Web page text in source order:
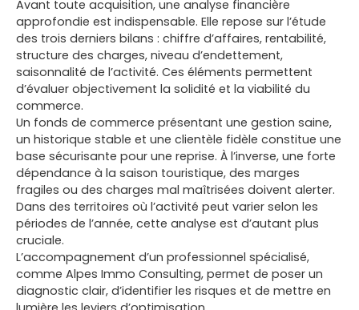
Avant toute acquisition, une analyse financière
approfondie est indispensable. Elle repose sur l’étude
des trois derniers bilans : chiffre d’affaires, rentabilité,
structure des charges, niveau d’endettement,
saisonnalité de l’activité. Ces éléments permettent
d’évaluer objectivement la solidité et la viabilité du
commerce.
Un fonds de commerce présentant une gestion saine,
un historique stable et une clientèle fidèle constitue une
base sécurisante pour une reprise. À l’inverse, une forte
dépendance à la saison touristique, des marges
fragiles ou des charges mal maîtrisées doivent alerter.
Dans des territoires où l’activité peut varier selon les
périodes de l’année, cette analyse est d’autant plus
cruciale.
L’accompagnement d’un professionnel spécialisé,
comme Alpes Immo Consulting, permet de poser un
diagnostic clair, d’identifier les risques et de mettre en